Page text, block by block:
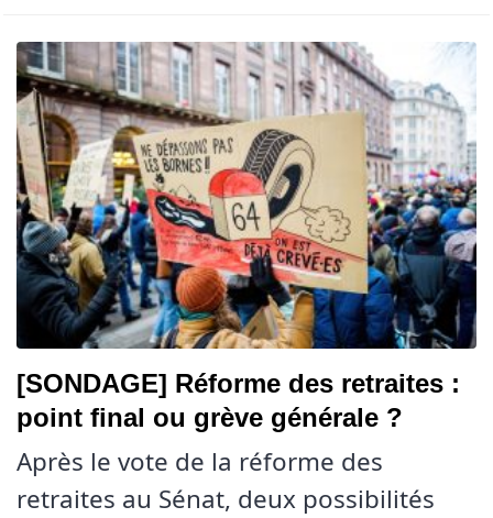
[SONDAGE] Réforme des retraites :
point final ou grève générale ?
Après le vote de la réforme des
retraites au Sénat, deux possibilités